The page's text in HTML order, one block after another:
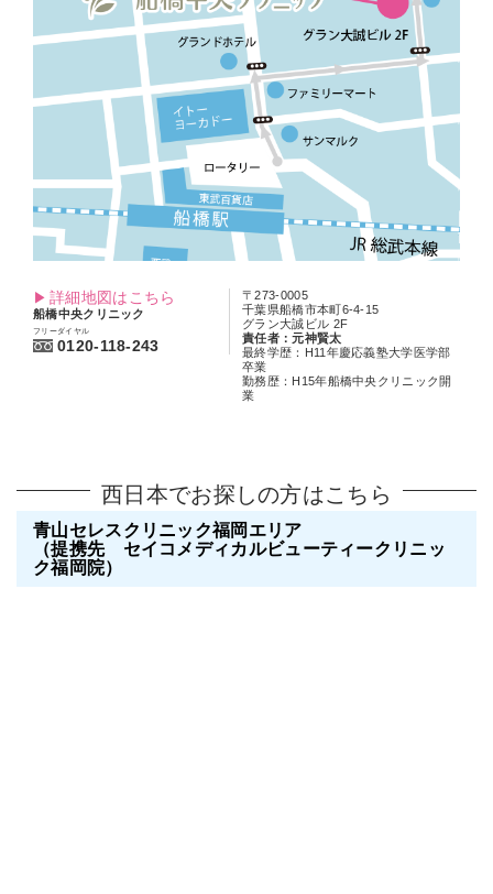
詳細地図はこちら
船橋中央クリニック
フリーダイヤル
0120-118-243
〒273-0005
千葉県船橋市本町6-4-15
グラン大誠ビル 2F
責任者：元神賢太
最終学歴：H11年慶応義塾大学医学部
卒業
勤務歴：H15年船橋中央クリニック開
業
西日本でお探しの方はこちら
青山セレスクリニック福岡エリア
（提携先 セイコメディカルビューティークリニッ
ク福岡院）